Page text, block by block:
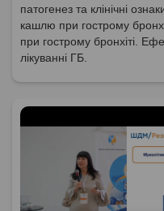
патогенез та клінічні
кашлю при гострому
при гострому бронхіті.
лікуванні ГБ.